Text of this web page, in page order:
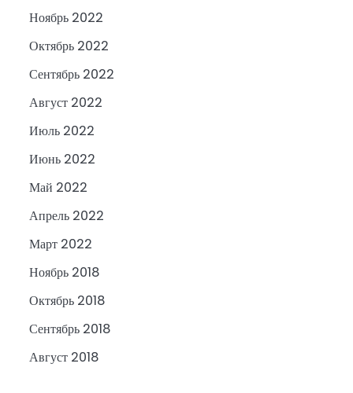
Ноябрь 2022
Октябрь 2022
Сентябрь 2022
Август 2022
Июль 2022
Июнь 2022
Май 2022
Апрель 2022
Март 2022
Ноябрь 2018
Октябрь 2018
Сентябрь 2018
Август 2018